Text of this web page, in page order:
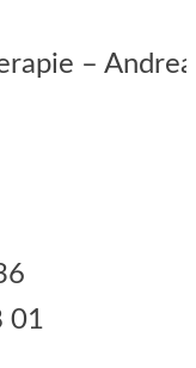
– Andrea
01